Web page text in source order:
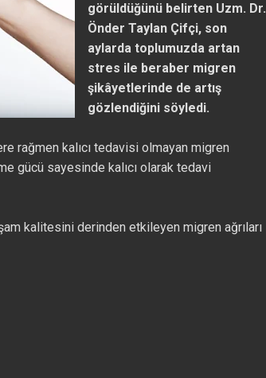
görüldüğünü belirten Uzm. Dr.
Önder Taylan Çifçi, son
aylarda toplumuzda artan
stres ile beraber migren
şikâyetlerinde de artış
gözlendiğini söyledi.
rağmen kalıcı tedavisi olmayan migren
gücü sayesinde kalıcı olarak tedavi
kalitesini derinden etkileyen migren ağrıları